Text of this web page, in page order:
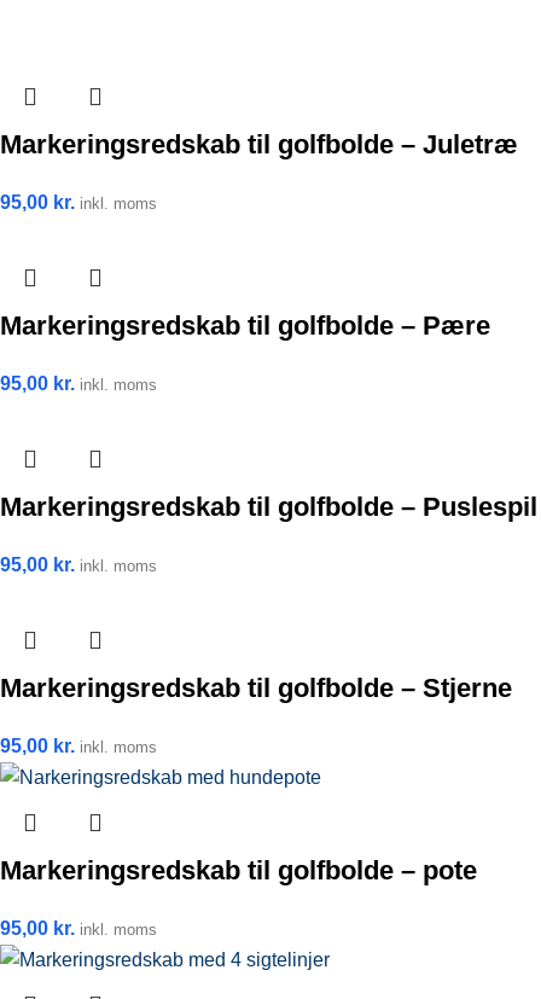
Markeringsredskab til golfbolde – Juletræ
95,00 kr. inkl. moms
Markeringsredskab til golfbolde – Pære
95,00 kr. inkl. moms
Markeringsredskab til golfbolde – Puslespil
95,00 kr. inkl. moms
Markeringsredskab til golfbolde – Stjerne
95,00 kr. inkl. moms
Markeringsredskab til golfbolde – pote
95,00 kr. inkl. moms